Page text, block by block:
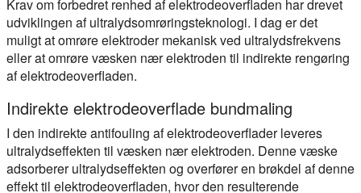
Krav om forbedret renhed af elektrodeoverfladen har drevet
udviklingen af ultralydsomrøringsteknologi. I dag er det
muligt at omrøre elektroder mekanisk ved ultralydsfrekvens
eller at omrøre væsken nær elektroden til indirekte rengøring
af elektrodeoverfladen.
Indirekte elektrodeoverflade bundmaling
I den indirekte antifouling af elektrodeoverflader leveres
ultralydseffekten til væsken nær elektroden. Denne væske
adsorberer ultralydseffekten og overfører en brøkdel af denne
effekt til elektrodeoverfladen, hvor den resulterende